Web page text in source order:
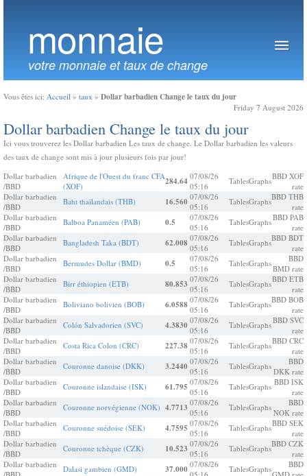
monnaie
votre monnaie et taux de change
Vous êtes ici: Accueil » taux » Dollar barbadien Change le taux du jour
Friday 7 August 2026
Dollar barbadien Change le taux du jour
Ici vous trouverez les Dollar barbadien Les taux de change. Le Dollar barbadien les valeurs
des taux de change sont mis à jour plusieurs fois par jour!
Dollar barbadien
/BBD
Afrique de l'Ouest du franc CFA
(XOF)
284.64 07/08/26
05:16
TablesGraphsBBD XOF
rate
Dollar barbadien
/BBD
Baht thaïlandais (THB) 16.560 07/08/26
05:16
TablesGraphsBBD THB
rate
Dollar barbadien
/BBD
Balboa Panaméen (PAB) 0.5
07/08/26
05:16
TablesGraphsBBD PAB
rate
Dollar barbadien
/BBD
Bangladesh Taka (BDT) 62.008 07/08/26
05:16
TablesGraphsBBD BDT
rate
Dollar barbadien
/BBD
Bermudes Dollar (BMD) 0.5
07/08/26
05:16
TablesGraphs
BBD
BMD rate
Dollar barbadien
/BBD
Birr éthiopien (ETB) 80.853 07/08/26
05:16
TablesGraphsBBD ETB
rate
Dollar barbadien
/BBD
Boliviano bolivien (BOB) 6.0588 07/08/26
05:16
TablesGraphsBBD BOB
rate
Dollar barbadien
/BBD
Colón Salvadorien (SVC) 4.3830 07/08/26
05:16
TablesGraphsBBD SVC
rate
Dollar barbadien
/BBD
Costa Rica Colon (CRC) 227.38 07/08/26
05:16
TablesGraphsBBD CRC
rate
Dollar barbadien
/BBD
Couronne danoise (DKK) 3.2440 07/08/26
05:16
TablesGraphs
BBD
DKK rate
Dollar barbadien
/BBD
Couronne islandaise (ISK) 61.795 07/08/26
05:16
TablesGraphs BBD ISK
rate
Dollar barbadien
/BBD
Couronne norvégienne (NOK) 4.7713 07/08/26
05:16
TablesGraphs
BBD
NOK rate
Dollar barbadien
/BBD
Couronne suédoise (SEK) 4.7595 07/08/26
05:16
TablesGraphsBBD SEK
rate
Dollar barbadien
/BBD
Couronne tchèque (CZK) 10.523 07/08/26
05:16
TablesGraphsBBD CZK
rate
Dollar barbadien
Dalasi gambien (GMD) 37.000 07/08/26
TablesGraphs
BBD